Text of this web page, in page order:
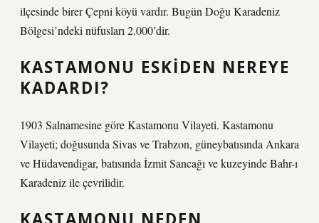
ilçesinde birer Çepni köyü vardır. Bugün Doğu Karadeniz
Bölgesi’ndeki nüfusları 2.000’dir.
KASTAMONU ESKIDEN NEREYE
KADARDI?
1903 Salnamesine göre Kastamonu Vilayeti. Kastamonu
Vilayeti; doğusunda Sivas ve Trabzon, güneybatısında Ankara
ve Hüdavendigar, batısında İzmit Sancağı ve kuzeyinde Bahr-ı
Karadeniz ile çevrilidir.